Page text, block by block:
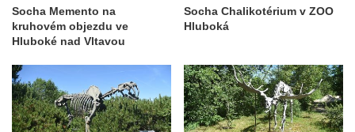
Leipzig
Socha Iásón v ZOO Leipzig
Socha Býk v ZOO Dresden
Socha Uprchlý otrok bojuje s divokým psem
v ZOO Dresden
Socha Memento na
kruhovém objezdu ve
Hluboké nad Vltavou
Socha Chalikotérium v ZOO
Hluboká